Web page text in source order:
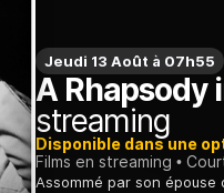
Jeudi 13 Août à 07h55
A Rhapsody
streaming
Disponible dans une
Films en streaming
Assommé par son